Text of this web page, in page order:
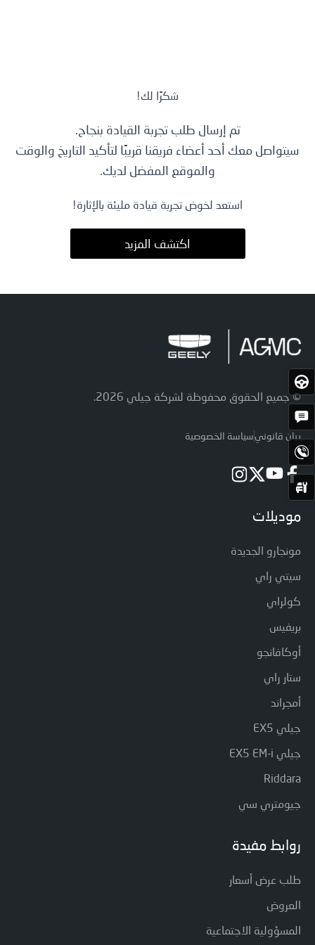
طلب عرض
شكرًا لك!
تم إرسال طلب تجربة القيادة بنجاح.
سيتواصل معك أحد أعضاء فريقنا قريبًا لتأكيد التاريخ والوقت
والموقع المفضل لديك.
استعد لخوض تجربة قيادة مليئة بالإثارة!
اكتشف المزيد
اختبار
القيادة
الحصول
على
الاقتباس
اتصل
الآن
حجز
الخدمة
© جميع الحقوق محفوظة لشركة جيلي 2026.
بيان قانونيسياسة الخصوصية
موديلات
مونجارو الجديدة
سيتي راي
كولراي
بريفيس
أوكافانجو
ستار راي
أمجراند
جيلي EX5
جيلي EX5 EM-i
Riddara
جيومتري سي
روابط مفيدة
طلب عرض أسعار
العروض
المسؤولية الاجتماعية